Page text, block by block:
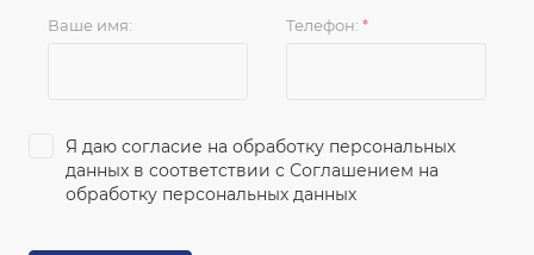
Ваше имя: Телефон: *
Я даю согласие на обработку персональных
данных в соответствии с Соглашением на
обработку персональных данных